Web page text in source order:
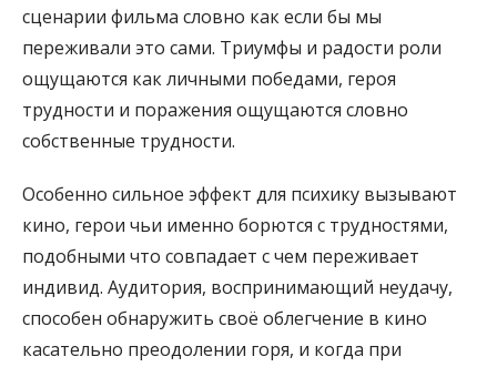
сценарии фильма словно как если бы мы
переживали это сами. Триумфы и радости роли
ощущаются как личными победами, героя
трудности и поражения ощущаются словно
собственные трудности.
Особенно сильное эффект для психику вызывают
кино, герои чьи именно борются с трудностями,
подобными что совпадает с чем переживает
индивид. Аудитория, воспринимающий неудачу,
способен обнаружить своё облегчение в кино
касательно преодолении горя, и когда при